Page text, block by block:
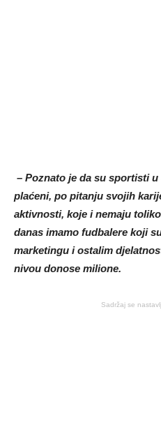
– Poznato je da su sportisti
plaćeni, po pitanju svojih
aktivnosti, koje i nemaju
danas imamo fudbalere koji
marketingu i ostalim
nivou donose milione.
Sadržaj se